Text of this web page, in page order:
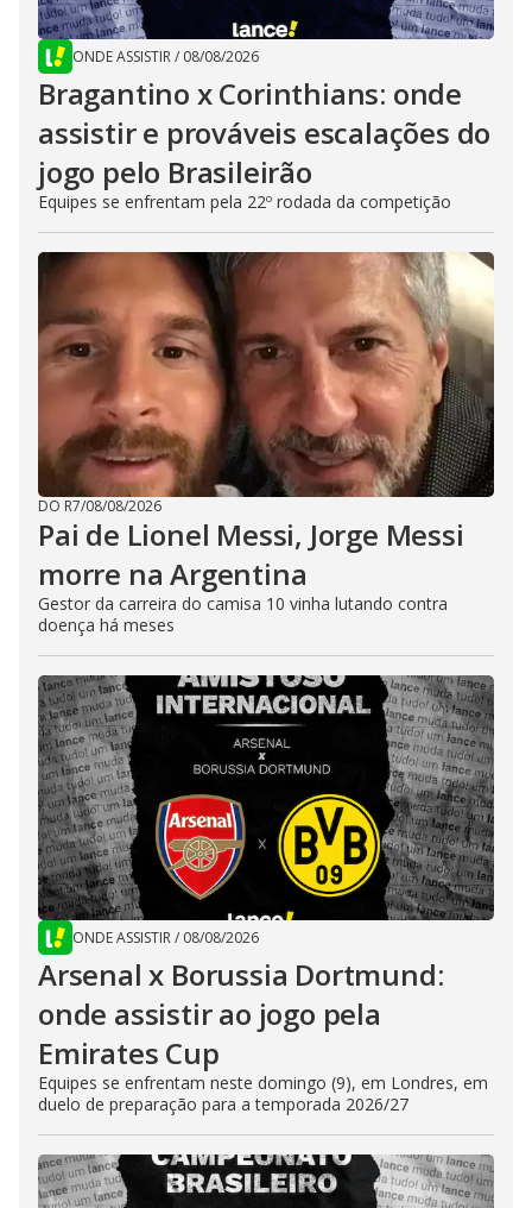
ONDE ASSISTIR/ 08/08/2026
Bragantino x Corinthians: onde
assistir e prováveis escalações do
jogo pelo Brasileirão
Equipes se enfrentam pela 22º rodada da competição
DO R7/08/08/2026
Pai de Lionel Messi, Jorge Messi
morre na Argentina
Gestor da carreira do camisa 10 vinha lutando contra
doença há meses
ONDE ASSISTIR/ 08/08/2026
Arsenal x Borussia Dortmund:
onde assistir ao jogo pela
Emirates Cup
Equipes se enfrentam neste domingo (9), em Londres, em
duelo de preparação para a temporada 2026/27